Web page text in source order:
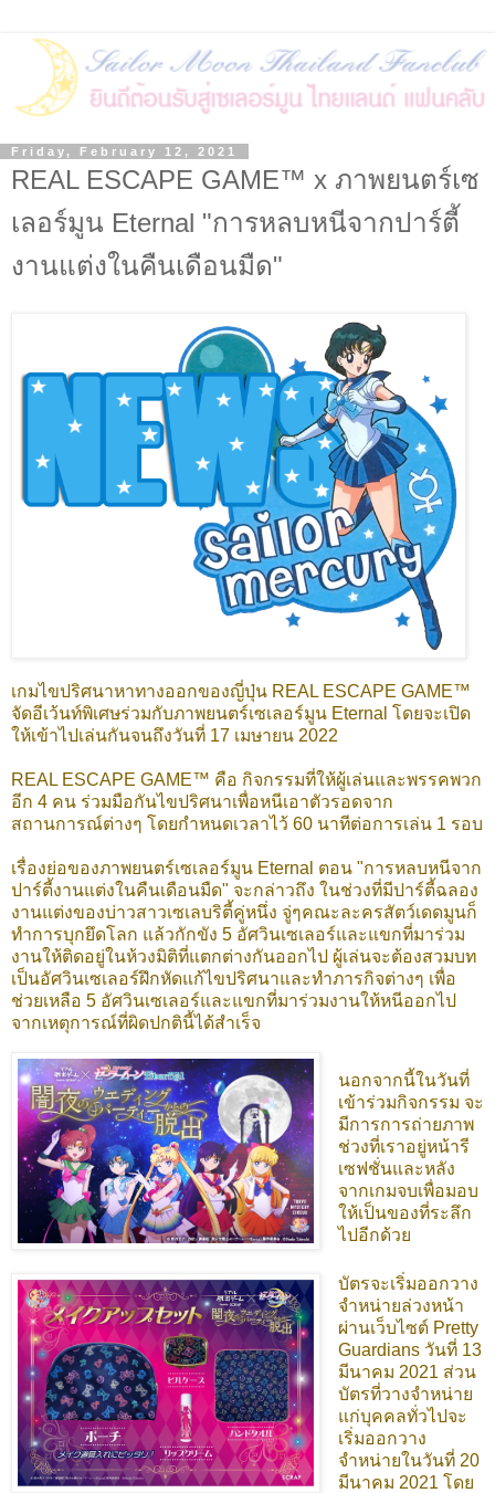
Friday, February 12, 2021
REAL ESCAPE GAME™ x ภาพยนตร์เซ
เลอร์มูน Eternal "การหลบหนีจากปาร์ตี้
งานแต่งในคืนเดือนมืด"
เกมไขปริศนาหาทางออกของญี่ปุ่น REAL ESCAPE GAME™
จัดอีเว้นท์พิเศษร่วมกับภาพยนตร์เซเลอร์มูน Eternal โดยจะเปิด
ให้เข้าไปเล่นกันจนถึงวันที่ 17 เมษายน 2022
REAL ESCAPE GAME™ คือ กิจกรรมที่ให้ผู้เล่นและพรรคพวก
อีก 4 คน ร่วมมือกันไขปริศนาเพื่อหนีเอาตัวรอดจาก
สถานการณ์ต่างๆ โดยกำหนดเวลาไว้ 60 นาทีต่อการเล่น 1 รอบ
เรื่องย่อของภาพยนตร์เซเลอร์มูน Eternal ตอน "การหลบหนีจาก
ปาร์ตี้งานแต่งในคืนเดือนมืด" จะกล่าวถึง ในช่วงที่มีปาร์ตี้ฉลอง
งานแต่งของบ่าวสาวเซเลบริตี้คู่หนึ่ง จู่ๆคณะละครสัตว์เดดมูนก็
ทำการบุกยึดโลก แล้วกักขัง 5 อัศวินเซเลอร์และแขกที่มาร่วม
งานให้ติดอยู่ในห้วงมิติที่แตกต่างกันออกไป ผู้เล่นจะต้องสวมบท
เป็นอัศวินเซเลอร์ฝึกหัดแก้ไขปริศนาและทำภารกิจต่างๆ เพื่อ
ช่วยเหลือ 5 อัศวินเซเลอร์และแขกที่มาร่วมงานให้หนีออกไป
จากเหตุการณ์ที่ผิดปกตินี้ได้สำเร็จ
นอกจากนี้ในวันที่
เข้าร่วมกิจกรรม จะ
มีการการถ่ายภาพ
ช่วงที่เราอยู่หน้ารี
เซฟชั่นและหลัง
จากเกมจบเพื่อมอบ
ให้เป็นของที่ระลึก
ไปอีกด้วย
บัตรจะเริ่มออกวาง
จำหน่ายล่วงหน้า
ผ่านเว็บไซต์ Pretty
Guardians วันที่ 13
มีนาคม 2021 ส่วน
บัตรที่วางจำหน่าย
แก่บุคคลทั่วไปจะ
เริ่มออกวาง
จำหน่ายในวันที่ 20
มีนาคม 2021 โดย